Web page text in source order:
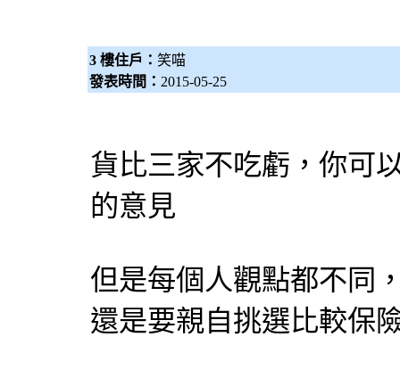
3 樓住戶： 笑喵
發表時間： 2015-05-25
貨比三家不吃虧，你可
的意見
但是每個人觀點都不同
還是要親自挑選比較保